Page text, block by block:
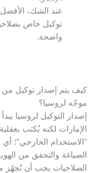
الشك، الأفضل عمليًا
خاص بصلاحيات
إصدار توكيل من الإمارات
لروسيا يبدأ من
لكنه يُكتب بعقلية
الخارجي”؛ أي أن
والتحقق من الهوية وتحديد
يجب أن تُجهّز من البداية